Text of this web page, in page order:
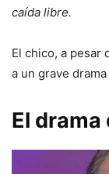
caída libre.
El chico, a pesar
a un grave
El